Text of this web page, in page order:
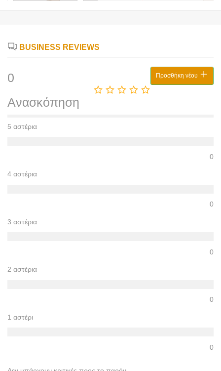
BUSINESS REVIEWS
0
Ανασκόπηση
Προσθήκη νέου
5 αστέρια
0
4 αστέρια
0
3 αστέρια
0
2 αστέρια
0
1 αστέρι
0